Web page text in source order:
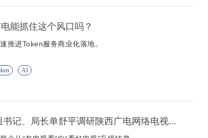
能抓住这个风口吗？
推进Token服务商业化落地。
AI
书记、局长单舒平调研陕西广电网络电视...